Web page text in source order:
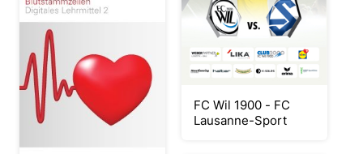
FC Wil 1900 - FC
Lausanne-Sport